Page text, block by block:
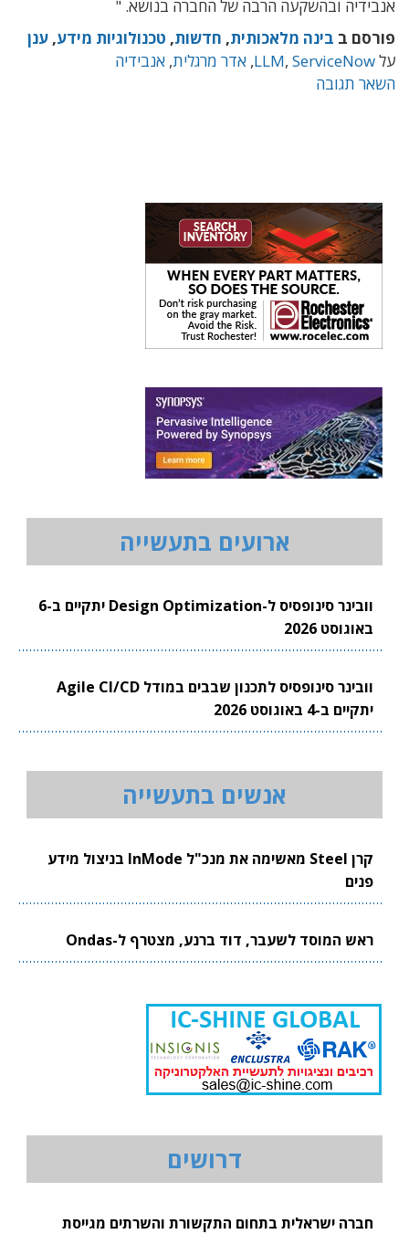
אנבידיה ובהשקעה הרבה של החברה בנושא. "
פורסם ב בינה מלאכותית, חדשות, טכנולוגיות מידע, ענן
על
LLM, ServiceNow
, אדר מרגלית, אנבידיה
השאר תגובה
ארועים בתעשייה
וובינר סינופסיס ל-Design Optimization יתקיים ב-6
באוגוסט 2026
וובינר סינופסיס לתכנון שבבים במודל Agile CI/CD
יתקיים ב-4 באוגוסט 2026
אנשים בתעשייה
קרן Steel מאשימה את מנכ"ל InMode בניצול מידע
פנים
ראש המוסד לשעבר, דוד ברנע, מצטרף ל-Ondas
דרושים
חברה ישראלית בתחום התקשורת והשרתים מגייסת